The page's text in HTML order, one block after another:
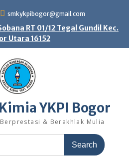
smkykpibogor@gmail.com
RT 01/12 Tegal Gundil Kec.
Utara 16152
YKPI Bogor
& Berakhlak Mulia